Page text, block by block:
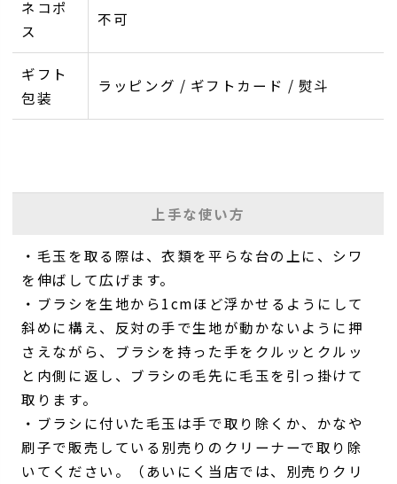
ネコポ
ス
不可
ギフト
包装
ラッピング / ギフトカード / 熨斗
上手な使い方
・毛玉を取る際は、衣類を平らな台の上に、シワ
を伸ばして広げます。
・ブラシを生地から1cmほど浮かせるようにして
斜めに構え、反対の手で生地が動かないように押
さえながら、ブラシを持った手をクルッとクルッ
と内側に返し、ブラシの毛先に毛玉を引っ掛けて
取ります。
・ブラシに付いた毛玉は手で取り除くか、かなや
刷子で販売している別売りのクリーナーで取り除
いてください。（あいにく当店では、別売りクリ